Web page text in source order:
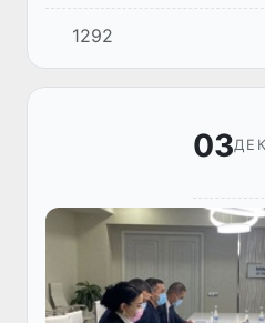
«Саноатэнергия» при
которая обеспечивает
теплоснабжением
1292
03